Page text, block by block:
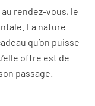
rendez-vous, le
La nature
qu’on puisse
offre est de
passage.